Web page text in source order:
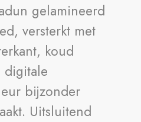
gelamineerd
versterkt met
koud
digitale
bijzonder
Uitsluitend